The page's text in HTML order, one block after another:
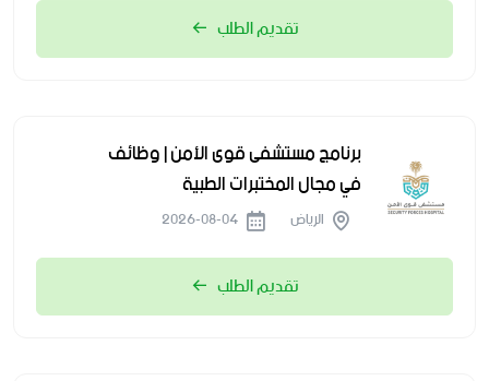
تقديم الطلب
برنامج مستشفى قوى الأمن | وظائف
في مجال المختبرات الطبية
الرياض
تقديم الطلب